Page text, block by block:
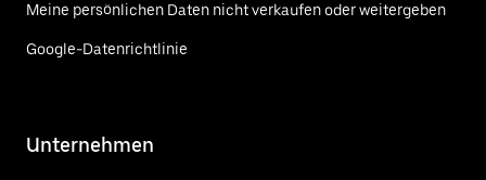
Meine persönlichen Daten nicht verkaufen oder weitergeben
Google-Datenrichtlinie
Unternehmen